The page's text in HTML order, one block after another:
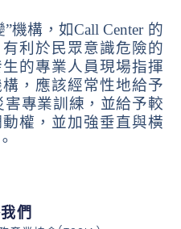
”機構，如Call Center 的
利於民眾意識危險的
的專業人員現場指揮
，應該經常性地給予
害專業訓練，並給予較
權，並加強垂直與橫
們